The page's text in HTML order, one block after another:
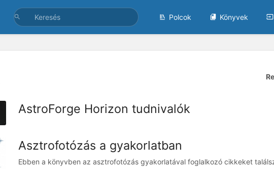
Polcok Könyvek
AstroForge Horizon tudnivalók
Asztrofotózás a gyakorlatban
Ebben a könyvben az asztrofotózás gyakorlatával foglalkozó cikkeket